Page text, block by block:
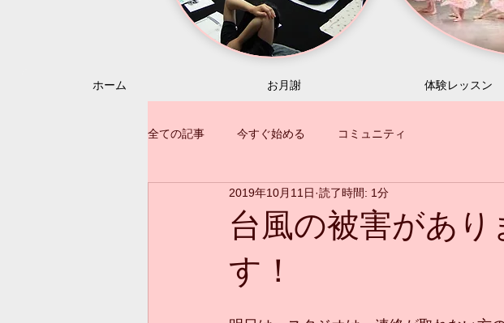
ホーム お月謝 体験レッスン
全ての記事 今すぐ始める コミュニティ
台風の被害があり
す！
2019年10月11日 読了時間: 1分